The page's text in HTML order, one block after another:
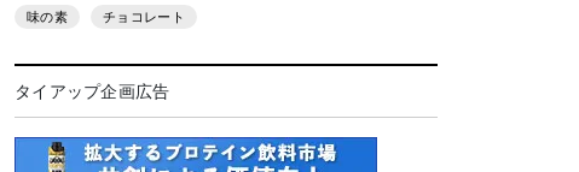
味の素 チョコレート
タイアップ企画広告